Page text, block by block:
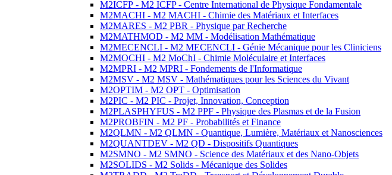
M2ICFP - M2 ICFP - Centre International de Physique Fondamentale
M2MACHI - M2 MACHI - Chimie des Matériaux et Interfaces
M2MARES - M2 PBR - Physique par Recherche
M2MATHMOD - M2 MM - Modélisation Mathématique
M2MECENCLI - M2 MECENCLI - Génie Mécanique pour les Cliniciens
M2MOCHI - M2 MoChI - Chimie Moléculaire et Interfaces
M2MPRI - M2 MPRI - Fondements de l'Informatique
M2MSV - M2 MSV - Mathématiques pour les Sciences du Vivant
M2OPTIM - M2 OPT - Optimisation
M2PIC - M2 PIC - Projet, Innovation, Conception
M2PLASPHYFUS - M2 PPF - Physique des Plasmas et de la Fusion
M2PROBFIN - M2 PF - Probabilités et Finance
M2QLMN - M2 QLMN - Quantique, Lumière, Matériaux et Nanosciences
M2QUANTDEV - M2 QD - Dispositifs Quantiques
M2SMNO - M2 SMNO - Science des Matériaux et des Nano-Objets
M2SOLIDS - M2 Solids - Mécanique des Solides